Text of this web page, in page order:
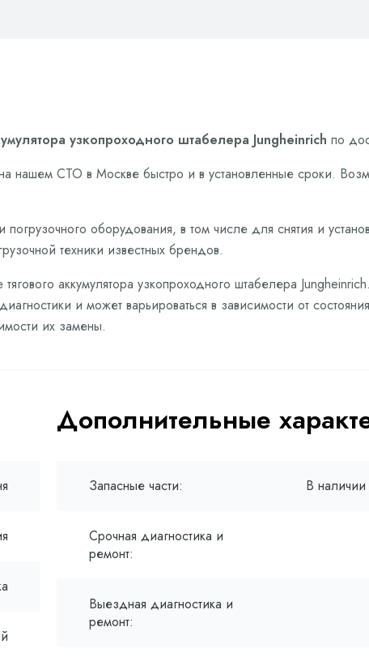
узкопроходного штабелера Jungheinrich по
нашем СТО в Москве быстро и в установленные сроки.
оборудования, в том числе для снятия и
техники известных брендов.
аккумулятора узкопроходного штабелера
и может варьироваться в зависимости от
их замены.
Дополнительные
Запасные части: В
Срочная диагностика и
ремонт:
Выездная диагностика и
ремонт: